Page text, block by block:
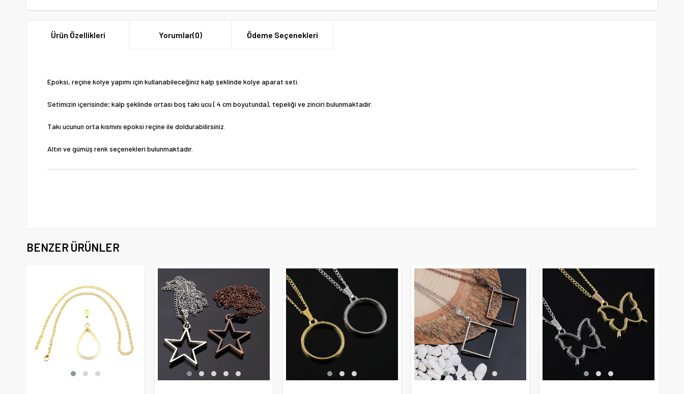
Ürün Özellikleri Yorumlar(0) Ödeme Seçenekleri
Epoksi, reçine kolye yapımı için kullanabileceğiniz kalp şeklinde kolye aparat seti.
Setimizin içerisinde; kalp şeklinde ortası boş takı ucu ( 4 cm boyutunda), tepeliği ve zinciri bulunmaktadır.
Takı ucunun orta kısmını epoksi reçine ile doldurabilirsiniz.
Altın ve gümüş renk seçenekleri bulunmaktadır.
BENZER ÜRÜNLER